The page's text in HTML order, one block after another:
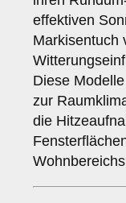
effektiven
Markisentuch
Diese
zur
die